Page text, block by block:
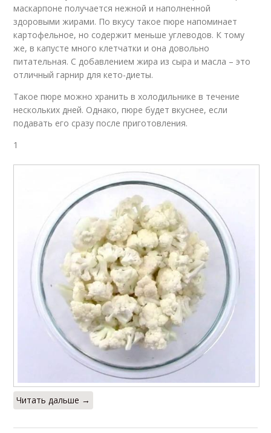
маскарпоне получается нежной и наполненной
здоровыми жирами. По вкусу такое пюре напоминает
картофельное, но содержит меньше углеводов. К тому
же, в капусте много клетчатки и она довольно
питательная. С добавлением жира из сыра и масла – это
отличный гарнир для кето-диеты.
Такое пюре можно хранить в холодильнике в течение
нескольких дней. Однако, пюре будет вкуснее, если
подавать его сразу после приготовления.
1
Читать дальше →